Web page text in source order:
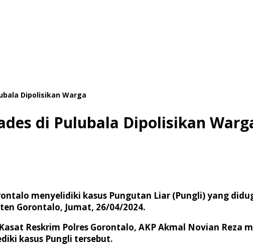
Dipolisikan Warga
di Pulubala Dipolisikan
menyelidiki kasus Pungutan Liar (Pungli) yang
Gorontalo, Jumat, 26/04/2024.
Reskrim Polres Gorontalo, AKP Akmal Novian Reza
kasus Pungli tersebut.